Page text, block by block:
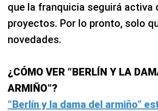
que la franquicia seguirá activa
proyectos. Por lo pronto, solo
novedades.
¿CÓMO VER “BERLÍN Y LA
ARMIÑO”?
“Berlín y la dama del armiño”